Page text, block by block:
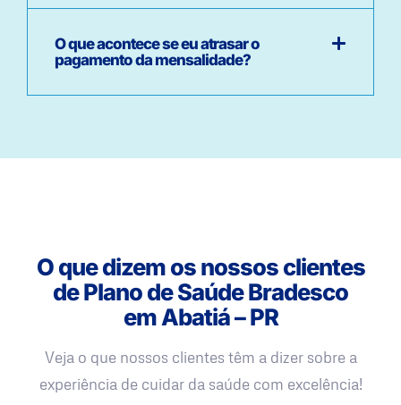
O que acontece se eu atrasar o
pagamento da mensalidade?
O que dizem os nossos clientes
de Plano de Saúde Bradesco
em Abatiá – PR
Veja o que nossos clientes têm a dizer sobre a
experiência de cuidar da saúde com excelência!